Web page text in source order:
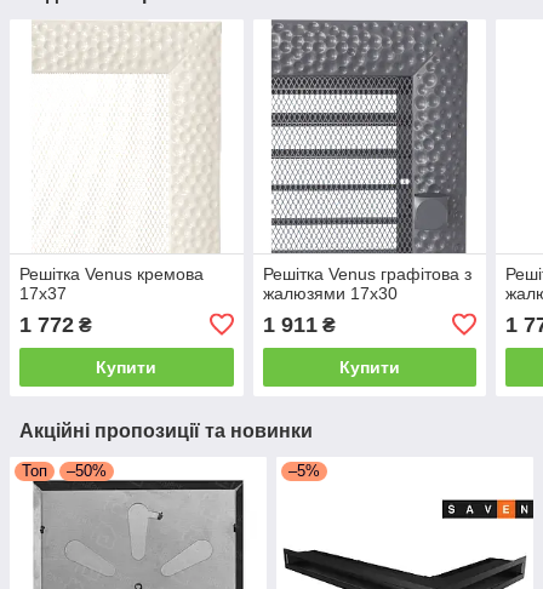
Решітка Venus кремова
17x37
1 772 ₴
Купити
Решітка Venus графітова з
жалюзями 17x30
1 911₴
Купити
1
Акційні пропозиції та новинки
Топ –50% –5%